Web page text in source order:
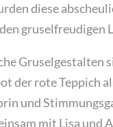
diese
gruselfreudigen
Gruselgestalten
der rote Teppich
und
mit Lisa und